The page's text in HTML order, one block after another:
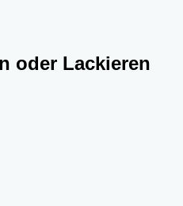
oder Lackieren